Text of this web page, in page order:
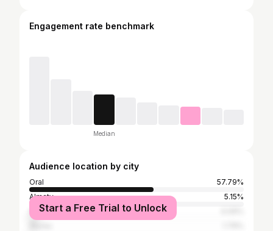
Engagement rate benchmark
Median
Audience location by city
Oral
57.79%
Almaty
5.15%
Astana
Start a Free Trial to Unlock